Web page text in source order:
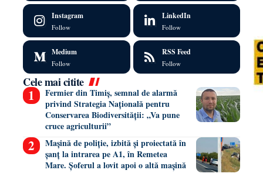
Instagram
Follow
LinkedIn
Follow
Medium
Follow
RSS Feed
Follow
Cele mai citite
Fermier din Timiș, semnal de alarmă
privind Strategia Națională pentru
Conservarea Biodiversității: „Va pune
cruce agriculturii”
Mașină de poliție, izbită și proiectată în
șanț la intrarea pe A1, în Remetea
Mare. Șoferul a lovit apoi o altă mașină